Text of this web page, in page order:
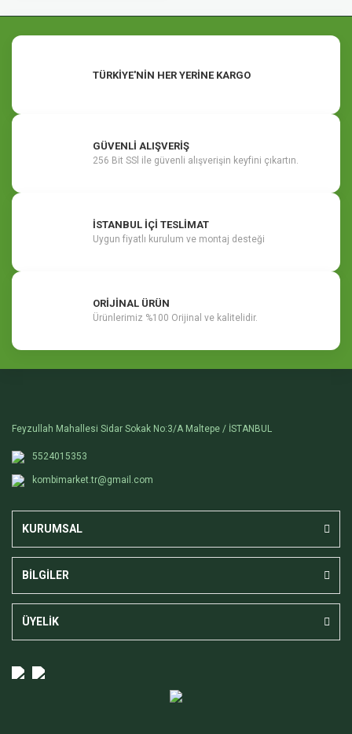
TÜRKİYE'NİN HER YERİNE KARGO
GÜVENLİ ALIŞVERİŞ
256 Bit SSl ile güvenli alışverişin keyfini çıkartın.
İSTANBUL İÇİ TESLİMAT
Uygun fiyatlı kurulum ve montaj desteği
ORİJİNAL ÜRÜN
Ürünlerimiz %100 Orijinal ve kalitelidir.
Feyzullah Mahallesi Sidar Sokak No:3/A Maltepe / İSTANBUL
5524015353
kombimarket.tr@gmail.com
KURUMSAL
BİLGİLER
ÜYELİK